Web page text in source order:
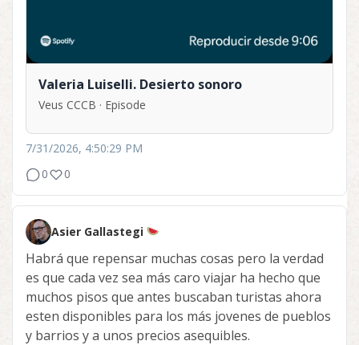
Valeria Luiselli. Desierto sonoro
Veus CCCB · Episode
7/31/2026, 4:50:29 PM
0
0
Asier Gallastegi
Habrá que repensar muchas cosas pero la verdad
es que cada vez sea más caro viajar ha hecho que
muchos pisos que antes buscaban turistas ahora
esten disponibles para los más jovenes de pueblos
y barrios y a unos precios asequibles.